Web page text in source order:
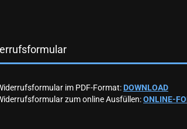
im PDF-Format:DOWNLOAD
zum online Ausfüllen:ONLINE-